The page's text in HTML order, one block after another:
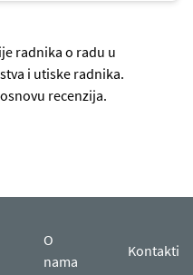
radnika o radu u
i utiske radnika.
recenzija.
O
nama
Kontakti